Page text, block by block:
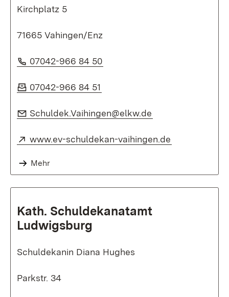
Kirchplatz 5
71665 Vahingen/Enz
Telefon:
07042-966 84 50
Fax:
07042-966 84 51
E-Mail:
Schuldek.Vaihingen@elkw.de
Extern:
www.ev-schuldekan-vaihingen.de
Mehr
Kath. Schuldekanatamt
Ludwigsburg
Schuldekanin Diana Hughes
Parkstr. 34